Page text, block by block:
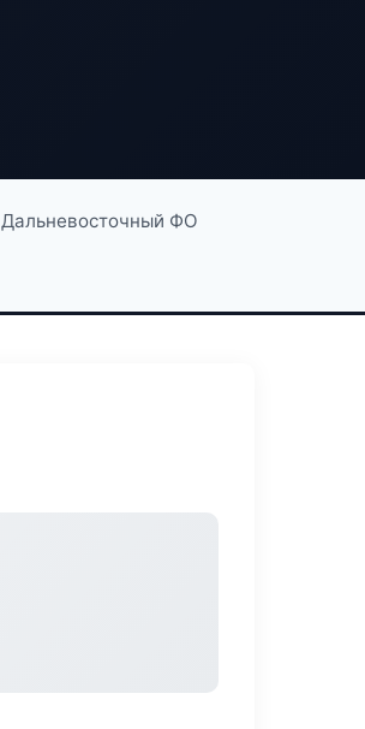
Дальневосточный ФО